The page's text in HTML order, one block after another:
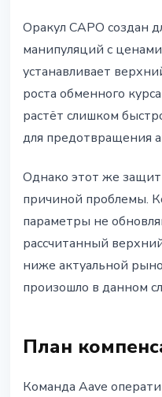
Оракул CAPO создан
манипуляций с
устанавливает
роста обменного
растёт слишком
для предотвращения
Однако этот же
причиной проблемы.
параметры не
рассчитанный
ниже актуальной
произошло в данном
План
Команда Aave